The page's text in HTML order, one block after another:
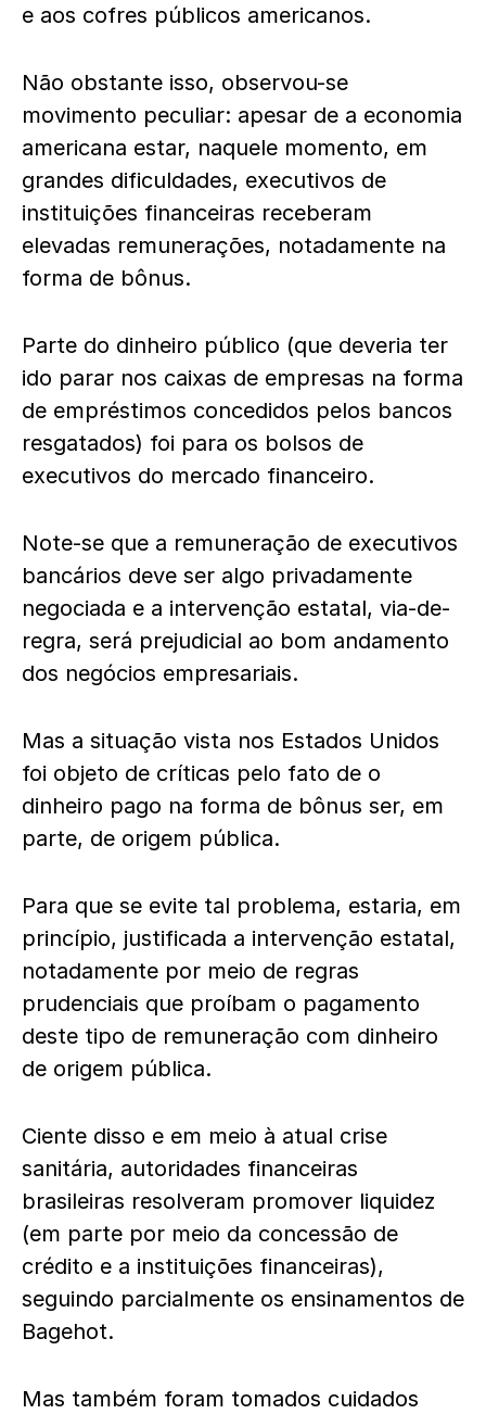
e aos cofres públicos americanos.
Não obstante isso, observou-se
movimento peculiar: apesar de a economia
americana estar, naquele momento, em
grandes dificuldades, executivos de
instituições financeiras receberam
elevadas remunerações, notadamente na
forma de bônus.
Parte do dinheiro público (que deveria ter
ido parar nos caixas de empresas na forma
de empréstimos concedidos pelos bancos
resgatados) foi para os bolsos de
executivos do mercado financeiro.
Note-se que a remuneração de executivos
bancários deve ser algo privadamente
negociada e a intervenção estatal, via-de-
regra, será prejudicial ao bom andamento
dos negócios empresariais.
Mas a situação vista nos Estados Unidos
foi objeto de críticas pelo fato de o
dinheiro pago na forma de bônus ser, em
parte, de origem pública.
Para que se evite tal problema, estaria, em
princípio, justificada a intervenção estatal,
notadamente por meio de regras
prudenciais que proíbam o pagamento
deste tipo de remuneração com dinheiro
de origem pública.
Ciente disso e em meio à atual crise
sanitária, autoridades financeiras
brasileiras resolveram promover liquidez
(em parte por meio da concessão de
crédito e a instituições financeiras),
seguindo parcialmente os ensinamentos de
Bagehot.
Mas também foram tomados cuidados